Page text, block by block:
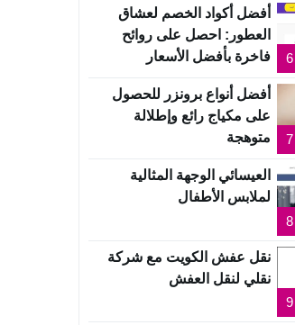
6
أفضل أكواد الخصم لعشاق
العطور: احصل على روائح
فاخرة بأفضل الأسعار
7
أفضل أنواع برونزر للحصول
على مكياج رائع وإطلالة
متوهجة
8
العيسائي الوجهة المثالية
لملابس الأطفال
9
نقل عفش الكويت مع شركة
نقلي لنقل العفش